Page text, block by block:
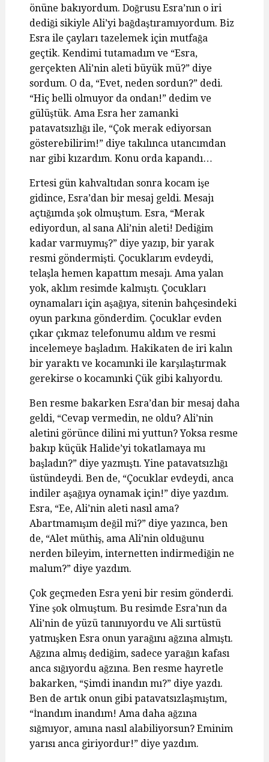
önüne bakıyordum. Doğrusu Esra’nın o iri
dediği sikiyle Ali’yi bağdaştıramıyordum. Biz
Esra ile çayları tazelemek için mutfağa
geçtik. Kendimi tutamadım ve “Esra,
gerçekten Ali’nin aleti büyük mü?” diye
sordum. O da, “Evet, neden sordun?” dedi.
“Hiç belli olmuyor da ondan!” dedim ve
gülüştük. Ama Esra her zamanki
patavatsızlığı ile, “Çok merak ediyorsan
gösterebilirim!” diye takılınca utancımdan
nar gibi kızardım. Konu orda kapandı…
Ertesi gün kahvaltıdan sonra kocam işe
gidince, Esra’dan bir mesaj geldi. Mesajı
açtığımda şok olmuştum. Esra, “Merak
ediyordun, al sana Ali’nin aleti! Dediğim
kadar varmıymış?” diye yazıp, bir yarak
resmi göndermişti. Çocuklarım evdeydi,
telaşla hemen kapattım mesajı. Ama yalan
yok, aklım resimde kalmıştı. Çocukları
oynamaları için aşağıya, sitenin bahçesindeki
oyun parkına gönderdim. Çocuklar evden
çıkar çıkmaz telefonumu aldım ve resmi
incelemeye başladım. Hakikaten de iri kalın
bir yaraktı ve kocamınki ile karşılaştırmak
gerekirse o kocamınki Çük gibi kalıyordu.
Ben resme bakarken Esra’dan bir mesaj daha
geldi, “Cevap vermedin, ne oldu? Ali’nin
aletini görünce dilini mi yuttun? Yoksa resme
bakıp küçük Halide’yi tokatlamaya mı
başladın?” diye yazmıştı. Yine patavatsızlığı
üstündeydi. Ben de, “Çocuklar evdeydi, anca
indiler aşağıya oynamak için!” diye yazdım.
Esra, “Ee, Ali’nin aleti nasıl ama?
Abartmamışım değil mi?” diye yazınca, ben
de, “Alet müthiş, ama Ali’nin olduğunu
nerden bileyim, internetten indirmediğin ne
malum?” diye yazdım.
Çok geçmeden Esra yeni bir resim gönderdi.
Yine şok olmuştum. Bu resimde Esra’nın da
Ali’nin de yüzü tanınıyordu ve Ali sırtüstü
yatmışken Esra onun yarağını ağzına almıştı.
Ağzına almış dediğim, sadece yarağın kafası
anca sığıyordu ağzına. Ben resme hayretle
bakarken, “Şimdi inandın mı?” diye yazdı.
Ben de artık onun gibi patavatsızlaşmıştım,
“İnandım inandım! Ama daha ağzına
sığmıyor, amına nasıl alabiliyorsun? Eminim
yarısı anca giriyordur!” diye yazdım.